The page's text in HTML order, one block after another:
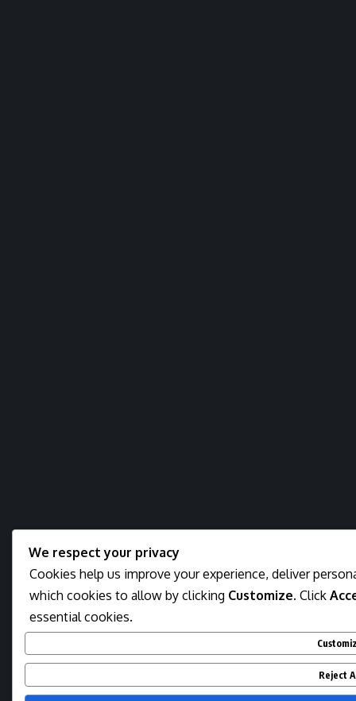
We respect your privacy
Cookies help us improve your experience, deliver
which cookies to allow by clicking Customize. Click
essential cookies.
Reject